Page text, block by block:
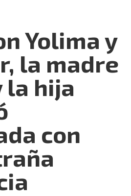
Yolima y
la madre
la hija
con